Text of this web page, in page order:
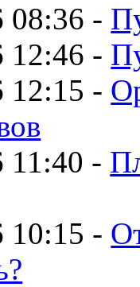
08:36 -
12:46 -
12:15 -
11:40 -
10:15 -